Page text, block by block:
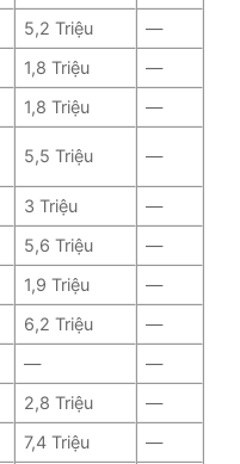
5,2 Triệu
—
1,8 Triệu
—
1,8 Triệu —
5,5 Triệu —
3 Triệu
—
5,6 Triệu
—
1,9 Triệu
—
6,2 Triệu
—
—
—
2,8 Triệu
—
7,4 Triệu
—